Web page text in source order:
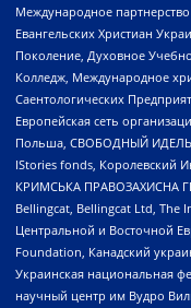
Международное
Евангельских Христиан
Поколение, Духовное
Колледж, Международное
Саентологических
Европейская сеть
Польша, СВОБОДНЫЙ ИДЕЛЬ-
IStories fonds, Королевский
КРИМСЬКА ПРАВОЗАХИСНА
Bellingcat, Bellingcat Ltd, The
Центральной и Восточной
Foundation, Канадский
Украинская национальная
научный центр им Вудро